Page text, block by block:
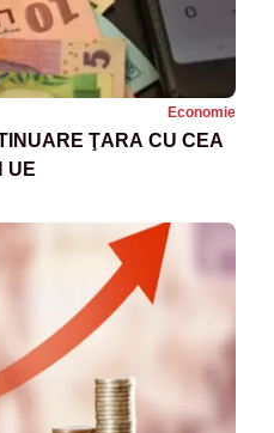
Economie
ŢARA CU CEA
UE